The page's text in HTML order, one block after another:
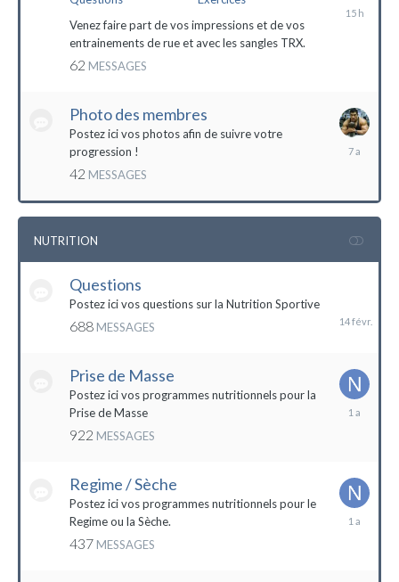
Venez faire part de vos impressions et de vos
entrainements de rue et avec les sangles TRX.
62 MESSAGES
Photo des membres
Postez ici vos photos afin de suivre votre
progression !
42 MESSAGES
18
NUTRITION
Questions
Postez ici vos questions sur la Nutrition Sportive
688 MESSAGES
Prise de Masse
Postez ici vos programmes nutritionnels pour la
Prise de Masse
922 MESSAGES
19
Regime / Sèche
Postez ici vos programmes nutritionnels pour le
Regime ou la Sèche.
437 MESSAGES
18